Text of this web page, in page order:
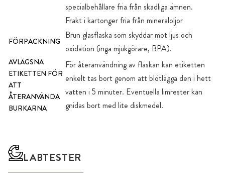
specialbehållare fria från skadliga ämnen.
Frakt i kartonger fria från mineraloljor
FÖRPACKNING
Brun glasflaska som skyddar mot ljus och
oxidation (inga mjukgörare, BPA).
AVLÄGSNA
ETIKETTEN FÖR
ATT
ÅTERANVÄNDA
BURKARNA
För återanvändning av flaskan kan etiketten
enkelt tas bort genom att blötlägga den i hett
vatten i 5 minuter. Eventuella limrester kan
gnidas bort med lite diskmedel.
LABTESTER